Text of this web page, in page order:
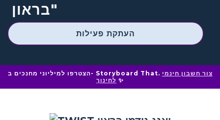
בראון"
העתקת פעילות
הצטרפו למיליוני מחנכים ב- Storyboard That. צור חשבון חינמי
לחינוך ✨